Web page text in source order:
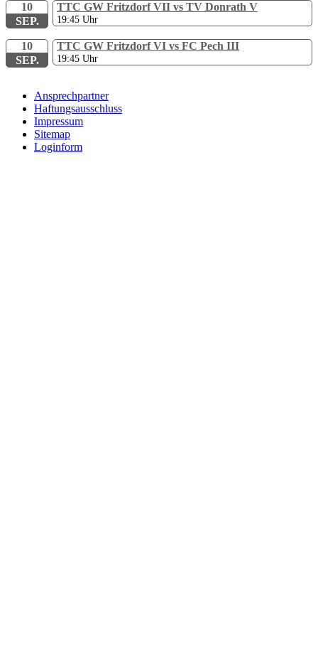
10
SEP.
TTC GW Fritzdorf VII vs TV Donrath V
19:45 Uhr
10
SEP.
TTC GW Fritzdorf VI vs FC Pech III
19:45 Uhr
Ansprechpartner
Haftungsausschluss
Impressum
Sitemap
Loginform